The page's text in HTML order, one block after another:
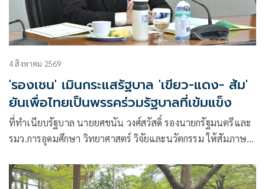
4 สิงหาคม 2569
'รองเชน' เมินกระแสรัฐบาล 'เขียว-แดง- ส้ม'
ยันเพื่อไทยเป็นพรรคร่วมรัฐบาลที่เข้มแข็ง
ที่ทำเนียบรัฐบาล นายยศชนัน วงศ์สวัสดิ์ รองนายกรัฐมนตรีและ
รมว.การอุดมศึกษา วิทยาศาสตร์ วิจัยและนวัตกรรม ให้สัมภาษณ์